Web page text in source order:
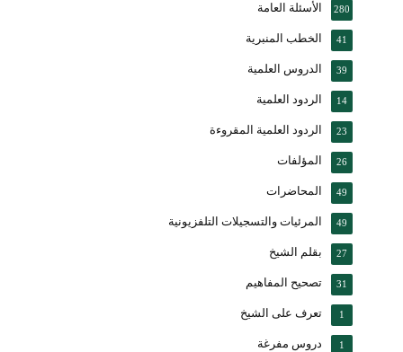
الأسئلة العامة 280
الخطب المنبرية 41
الدروس العلمية 39
الردود العلمية 14
الردود العلمية المقروءة 23
المؤلفات 26
المحاضرات 49
المرئيات والتسجيلات التلفزيونية 49
بقلم الشيخ 27
تصحيح المفاهيم 31
تعرف على الشيخ 1
دروس مفرغة 1